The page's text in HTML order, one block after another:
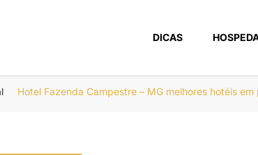
Boa Viagem
DICAS
Hotel Fazenda Campestre – MG melhores hotéis